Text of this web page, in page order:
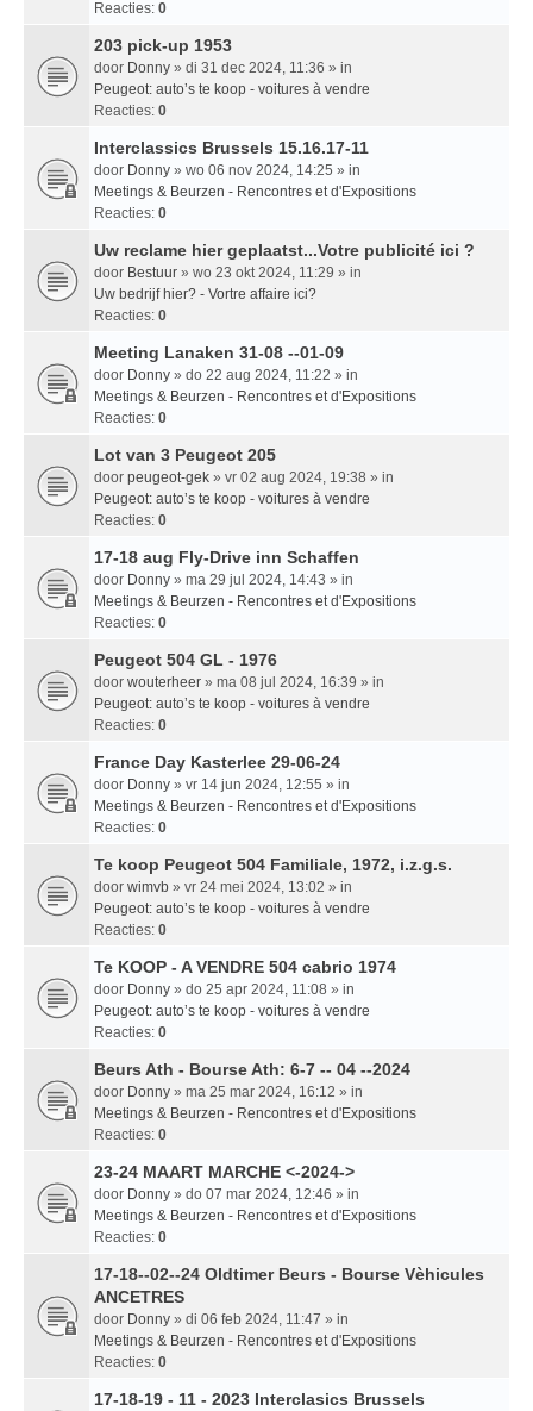
Reacties: 0
203 pick-up 1953
door Donny » di 31 dec 2024, 11:36 » in
Peugeot: auto’s te koop - voitures à vendre
Reacties: 0
Interclassics Brussels 15.16.17-11
door Donny » wo 06 nov 2024, 14:25 » in
Meetings & Beurzen - Rencontres et d'Expositions
Reacties: 0
Uw reclame hier geplaatst...Votre publicité ici ?
door Bestuur » wo 23 okt 2024, 11:29 » in
Uw bedrijf hier? - Vortre affaire ici?
Reacties: 0
Meeting Lanaken 31-08 --01-09
door Donny » do 22 aug 2024, 11:22 » in
Meetings & Beurzen - Rencontres et d'Expositions
Reacties: 0
Lot van 3 Peugeot 205
door peugeot-gek » vr 02 aug 2024, 19:38 » in
Peugeot: auto’s te koop - voitures à vendre
Reacties: 0
17-18 aug Fly-Drive inn Schaffen
door Donny » ma 29 jul 2024, 14:43 » in
Meetings & Beurzen - Rencontres et d'Expositions
Reacties: 0
Peugeot 504 GL - 1976
door wouterheer » ma 08 jul 2024, 16:39 » in
Peugeot: auto’s te koop - voitures à vendre
Reacties: 0
France Day Kasterlee 29-06-24
door Donny » vr 14 jun 2024, 12:55 » in
Meetings & Beurzen - Rencontres et d'Expositions
Reacties: 0
Te koop Peugeot 504 Familiale, 1972, i.z.g.s.
door wimvb » vr 24 mei 2024, 13:02 » in
Peugeot: auto’s te koop - voitures à vendre
Reacties: 0
Te KOOP - A VENDRE 504 cabrio 1974
door Donny » do 25 apr 2024, 11:08 » in
Peugeot: auto’s te koop - voitures à vendre
Reacties: 0
Beurs Ath - Bourse Ath: 6-7 -- 04 --2024
door Donny » ma 25 mar 2024, 16:12 » in
Meetings & Beurzen - Rencontres et d'Expositions
Reacties: 0
23-24 MAART MARCHE <-2024->
door Donny » do 07 mar 2024, 12:46 » in
Meetings & Beurzen - Rencontres et d'Expositions
Reacties: 0
17-18--02--24 Oldtimer Beurs - Bourse Vèhicules
ANCETRES
door Donny » di 06 feb 2024, 11:47 » in
Meetings & Beurzen - Rencontres et d'Expositions
Reacties: 0
17-18-19 - 11 - 2023 Interclasics Brussels